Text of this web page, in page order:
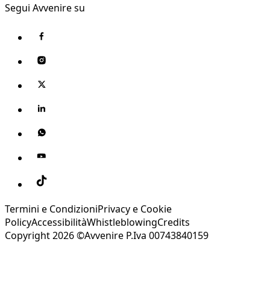
Segui Avvenire su
Termini e CondizioniPrivacy e Cookie
PolicyAccessibilitàWhistleblowingCredits
Copyright 2026 ©Avvenire P.Iva 00743840159